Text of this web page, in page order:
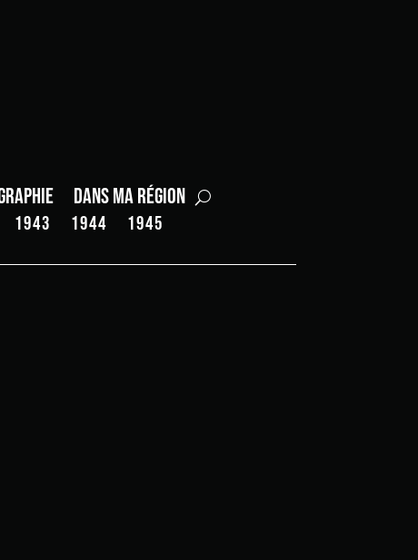
Dans ma région
1943 1944 1945